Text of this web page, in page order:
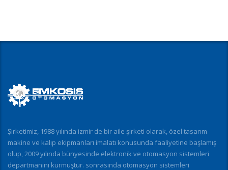
Şirketimiz, 1988 yılında izmir de bir aile şirketi olarak, özel tasarım
makine ve kalıp ekipmanları imalatı konusunda faaliyetine başlamış
olup, 2009 yılında bünyesinde elektronik ve otomasyon sistemleri
departmanını kurmuştur. sonrasında otomasyon sistemleri